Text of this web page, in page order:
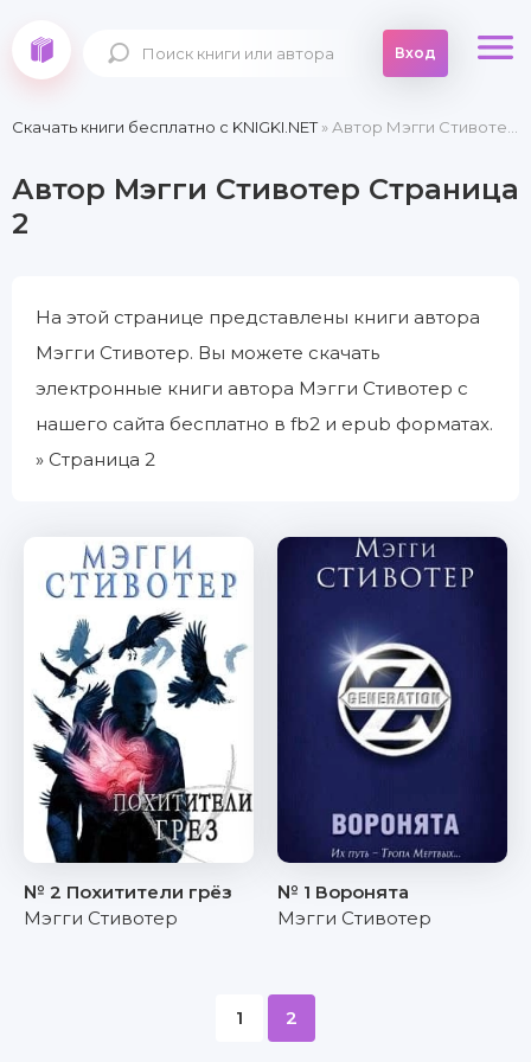
Вход
Скачать книги бесплатно c KNIGKI.NET» Автор Мэгги Стивотер » Страница 2
Автор Мэгги Стивотер Страница
2
На этой странице представлены книги автора
Мэгги Стивотер. Вы можете скачать
электронные книги автора Мэгги Стивотер с
нашего сайта бесплатно в fb2 и epub форматах.
» Страница 2
№ 2 Похитители грёз
Мэгги Стивотер
№ 1 Воронята
Мэгги Стивотер
1 2